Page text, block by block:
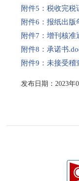
附件5：税收完税
附件6：报纸出版
附件7：增刊核准
附件8：承诺书
附件9：未接受稽
发布日期：2023年